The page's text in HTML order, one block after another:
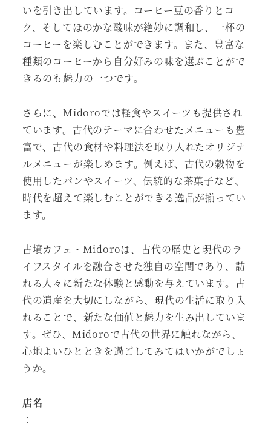
いを引き出しています。コーヒー豆の香りとコ
ク、そしてほのかな酸味が絶妙に調和し、一杯の
コーヒーを楽しむことができます。また、豊富な
種類のコーヒーから自分好みの味を選ぶことがで
きるのも魅力の一つです。
さらに、Midoroでは軽食やスイーツも提供され
ています。古代のテーマに合わせたメニューも豊
富で、古代の食材や料理法を取り入れたオリジナ
ルメニューが楽しめます。例えば、古代の穀物を
使用したパンやスイーツ、伝統的な茶菓子など、
時代を超えて楽しむことができる逸品が揃ってい
ます。
古墳カフェ・Midoroは、古代の歴史と現代のラ
イフスタイルを融合させた独自の空間であり、訪
れる人々に新たな体験と感動を与えています。古
代の遺産を大切にしながら、現代の生活に取り入
れることで、新たな価値と魅力を生み出していま
す。ぜひ、Midoroで古代の世界に触れながら、
心地よいひとときを過ごしてみてはいかがでしょ
うか。
店名
：